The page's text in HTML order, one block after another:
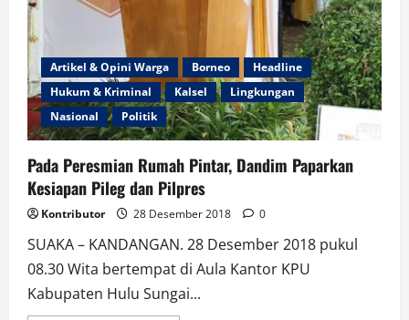
Artikel & Opini Warga Borneo
Headline
Hukum & Kriminal
Kalsel
Lingkungan
Nasional
Politik
Pada Peresmian Rumah Pintar, Dandim Paparkan
Kesiapan Pileg dan Pilpres
Kontributor 28 Desember 2018 0
SUAKA – KANDANGAN. 28 Desember 2018 pukul
08.30 Wita bertempat di Aula Kantor KPU
Kabupaten Hulu Sungai...